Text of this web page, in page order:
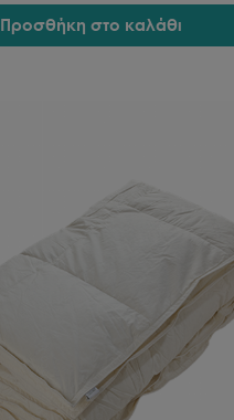
Προσθήκη στο καλάθι